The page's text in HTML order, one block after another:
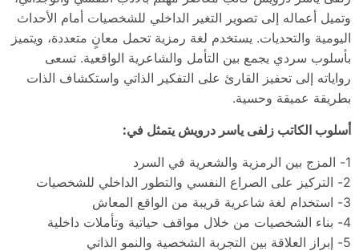
وتميل أعماله إلى تصوير التغير الداخلي للشخصيات أمام الأحداث
اليومية والتحديات. يستخدم لغة رمزية تحمل معانٍ متعددة، ويتميز
بأسلوب سردي يجمع بين التأمل والشاعرية الواقعية. تسعى
رواياته إلى تحفيز القارئ على التفكير الذاتي واستكشاف الذات
بطريقة عميقة وحسية.
أسلوب الكاتب زلفى ياسر درويش يتمثل في:
1- المزج بين الرمزية والشعرية في السرد
2- التركيز على الصراع النفسي والتطور الداخلي للشخصيات
3- استخدام لغة شاعرية قريبة من الواقع المعاش
4- بناء الشخصيات من خلال مواقف حياتية وتأملات داخلية
5- إبراز العلاقة بين التجربة الشخصية والنمو الذاتي